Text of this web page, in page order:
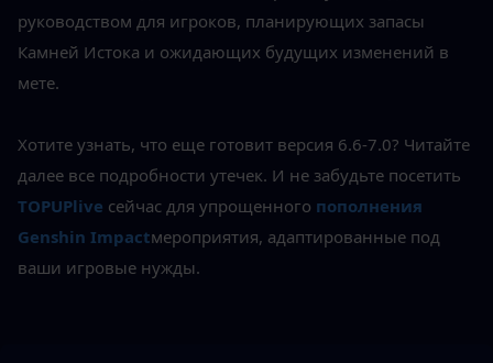
руководством для игроков, планирующих запасы
Камней Истока и ожидающих будущих изменений в
мете.
Хотите узнать, что еще готовит версия 6.6-7.0? Читайте
далее все подробности утечек. И не забудьте посетить
TOPUPlive сейчас для упрощенного пополнения
Genshin Impactмероприятия, адаптированные под
ваши игровые нужды.